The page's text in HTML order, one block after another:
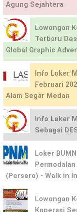
Agung Sejahtera
Lowongan
Terbaru
Global Graphic
Info Loker
Februari
Alam Segar Medan
Info Loker
Sebagai
Loker
(Persero) - Walk in
Lowongan
Koperasi